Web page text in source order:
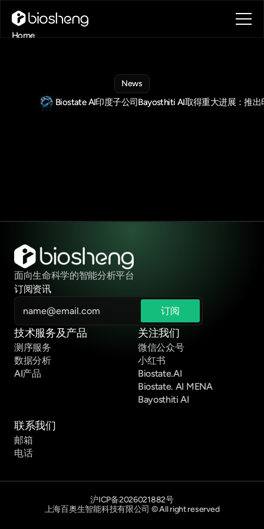
Home
Book a call
Book a call
News
Biostate AI印度子公司Bayosthiti AI取得重大进展：推
面向生命科学的智能分析平台
订阅资讯
技术服务及产品
测序服务
数据分析
AI产品
关注我们
微信公众号
小红书
Biostate.AI
Biostate. AI MENA
Bayosthiti AI
联系我们
邮箱
电话
沪ICP备2026021882号
上海百奥生智能科技有限公司 © All right reserved